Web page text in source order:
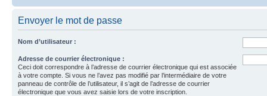
Envoyer le mot de passe
Nom d’utilisateur :
Adresse de courrier électronique :
Ceci doit correspondre à l’adresse de courrier électronique qui est associée
à votre compte. Si vous ne l’avez pas modifié par l’intermédiaire de votre
panneau de contrôle de l’utilisateur, il s’agit de l’adresse de courrier
électronique que vous avez saisie lors de votre inscription.